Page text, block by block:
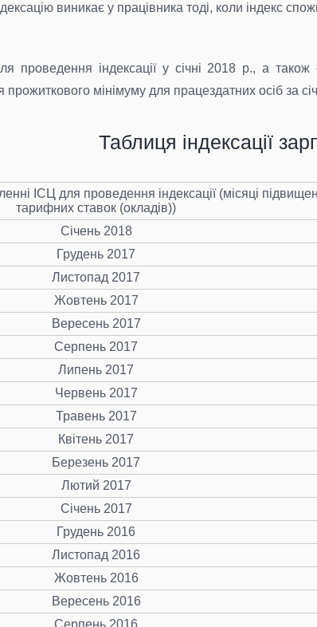
виникає у працівника тоді, коли індекс
проведення індексації у січні 2018 р., а
прожиткового мінімуму для працездатних осіб за
Таблиця індексації
ІСЦ для проведення індексації (місяці
тарифних ставок (окладів))
Січень 2018
Грудень 2017
Листопад 2017
Жовтень 2017
Вересень 2017
Серпень 2017
Липень 2017
Червень 2017
Травень 2017
Квітень 2017
Березень 2017
Лютий 2017
Січень 2017
Грудень 2016
Листопад 2016
Жовтень 2016
Вересень 2016
Серпень 2016